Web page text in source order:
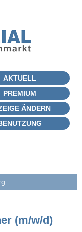
AKTUELL
PREMIUM
ÄNDERN
:
(m/w/d)